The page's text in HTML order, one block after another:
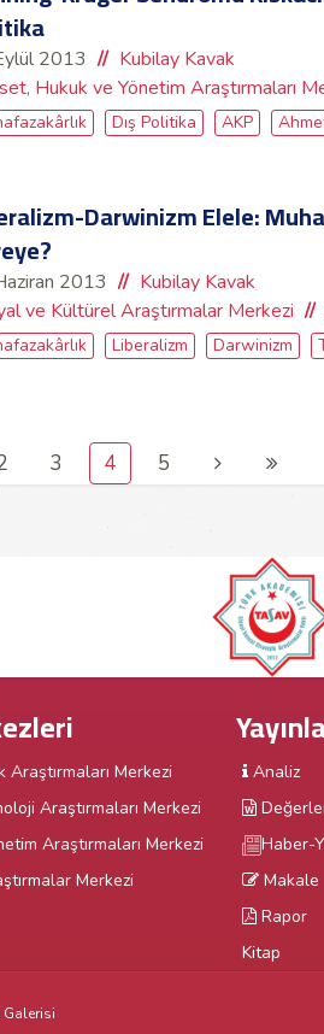
2013
Kubilay Kavak
Hukuk ve Yönetim Araştırmaları
Dış Politika AKP
Darwinizm Elele:
2013
Kubilay Kavak
ve Kültürel Araştırmalar Merkezi
Liberalizm Darwinizm
3 4 5
Merkezi
Araştırmaları Merkezi
Araştırmaları Merkezi
Merkezi
Analiz
Haber-
Makale
Rapor
Kitap
Galerisi